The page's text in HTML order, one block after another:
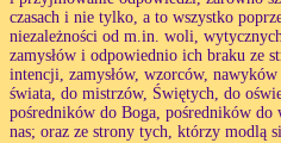
czasach i nie tylko, a to wszystko
niezależności od m.in. woli,
zamysłów i odpowiednio ich braku ze
intencji, zamysłów, wzorców,
świata, do mistrzów, Świętych, do
pośredników do Boga, pośredników do
nas; oraz ze strony tych, którzy modlą